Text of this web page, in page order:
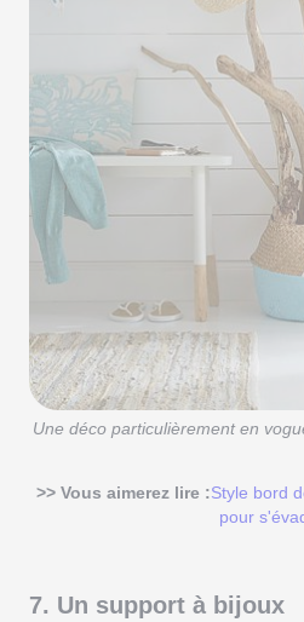
Une déco particulièrement en
>> Vous aimerez lire :Style bord
pour
7. Un support à bijoux